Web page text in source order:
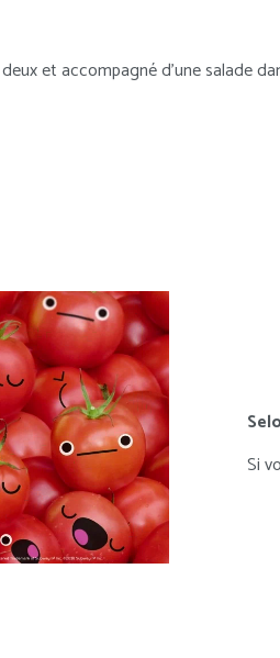
et accompagné d’une salade
Si